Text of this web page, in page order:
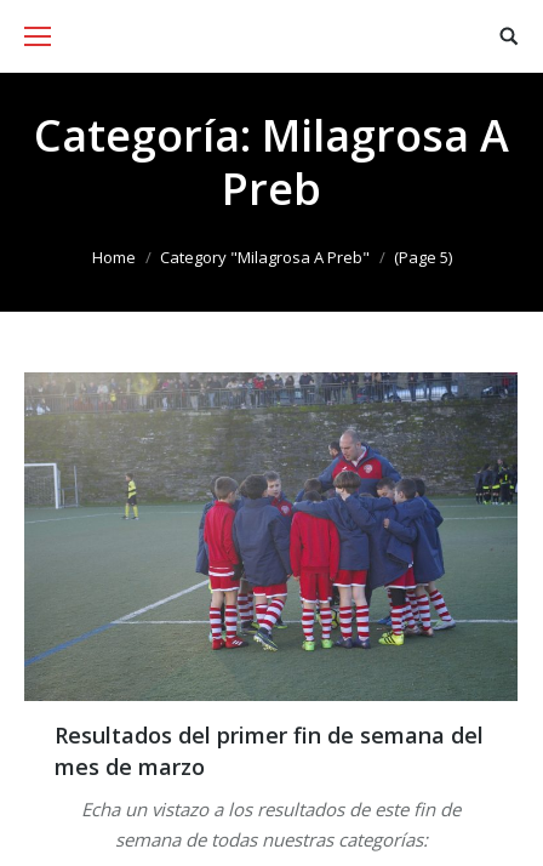
Categoría: Milagrosa A
Preb
Home Category "Milagrosa A Preb" (Page 5)
Resultados del primer fin de semana del
mes de marzo
Echa un vistazo a los resultados de este fin de
semana de todas nuestras categorías: